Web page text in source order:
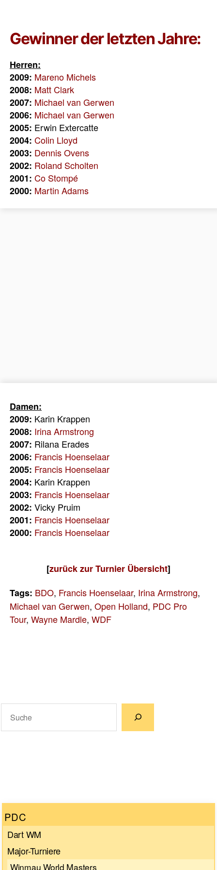
Gewinner der letzten Jahre:
Herren:
2009: Mareno Michels
2008: Matt Clark
2007: Michael van Gerwen
2006: Michael van Gerwen
2005: Erwin Extercatte
2004: Colin Lloyd
2003: Dennis Ovens
2002: Roland Scholten
2001: Co Stompé
2000: Martin Adams
Damen:
2009: Karin Krappen
2008: Irina Armstrong
2007: Rilana Erades
2006: Francis Hoenselaar
2005: Francis Hoenselaar
2004: Karin Krappen
2003: Francis Hoenselaar
2002: Vicky Pruim
2001: Francis Hoenselaar
2000: Francis Hoenselaar
[zurück zur Turnier Übersicht]
Tags: BDO, Francis Hoenselaar, Irina Armstrong,
Michael van Gerwen, Open Holland, PDC Pro
Tour, Wayne Mardle, WDF
PDC
Dart WM
Major-Turniere
Winmau World Masters